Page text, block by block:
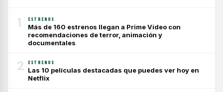
1 ESTRENOS
Más de 160 estrenos llegan a Prime Video con
recomendaciones de terror, animación y
documentales
2 ESTRENOS
Las 10 películas destacadas que puedes ver hoy en
Netflix